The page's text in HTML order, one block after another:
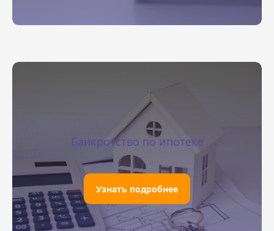
Банкротство по ипотеке
Узнать подробнее